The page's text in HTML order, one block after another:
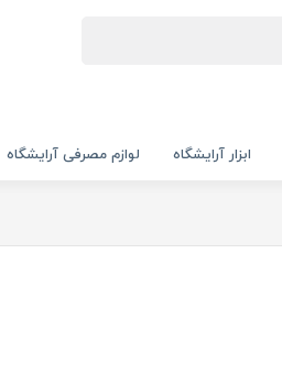
ابزار آرایشگاه لوازم مصرفی آرایشگاه